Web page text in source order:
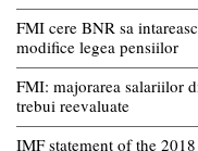
FMI cere BNR sa
modifice legea pensiilor
FMI: majorarea salariilor
trebui reevaluate
IMF statement of the